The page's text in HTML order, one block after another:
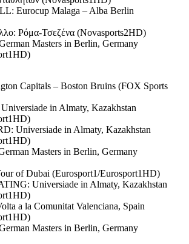
Eurocup Malaga – Alba Berlin
Ρόμα-Τσεζένα (Novasports2HD)
Masters in Berlin, Germany
Capitals – Boston Bruins (FOX Sports
in Almaty, Kazakhstan
Universiade in Almaty, Kazakhstan
Masters in Berlin, Germany
of Dubai (Eurosport1/Eurosport1HD)
Universiade in Almaty, Kazakhstan
a la Comunitat Valenciana, Spain
Masters in Berlin, Germany